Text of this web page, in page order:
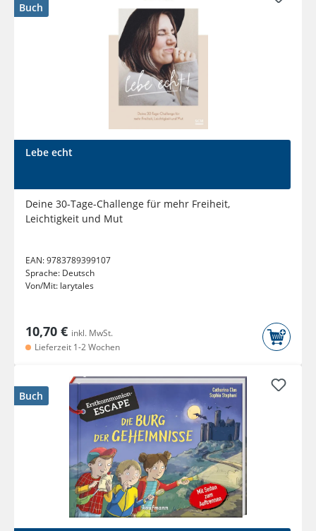
Buch
Lebe echt
Deine 30-Tage-Challenge für mehr Freiheit,
Leichtigkeit und Mut
EAN:9783789399107
Sprache: Deutsch
Von/Mit: larytales
10,70 € inkl. MwSt.
Lieferzeit 1-2 Wochen
Buch